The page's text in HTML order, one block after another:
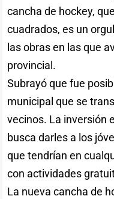
cancha de hockey,
cuadrados, es un
las obras en las que
provincial.
Subrayó que fue
municipal que se
vecinos. La inversión
busca darles a los
que tendrían en
con actividades
La nueva cancha de